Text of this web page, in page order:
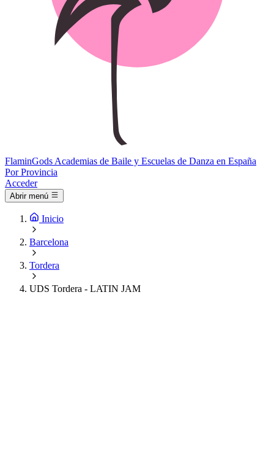
FlaminGods Academias de Baile y Escuelas de Danza en España
Por Provincia
Acceder
Abrir menú
Inicio
Barcelona
Tordera
UDS Tordera - LATIN JAM